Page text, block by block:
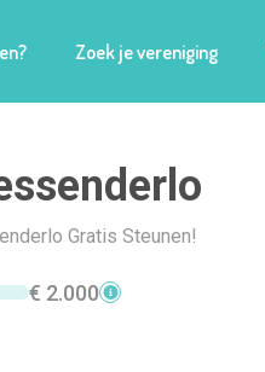
Zoek je vereniging
Gratis Steunen!
€ 2.000